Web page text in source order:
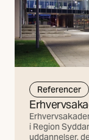
Referencer
i Region
uddannelser,